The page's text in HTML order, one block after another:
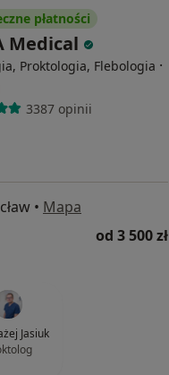
płatności
Medical
Proktologia, Flebologia ·
3387 opinii
• Mapa
od 3 500 zł
Jasiuk